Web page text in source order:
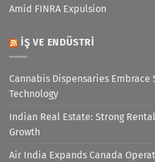
Amid FINRA Expulsion
İŞ VE ENDÜSTRI
Cannabis Dispensaries Embrace
Technology
Indian Real Estate: Strong
Growth
Air India Expands Canada